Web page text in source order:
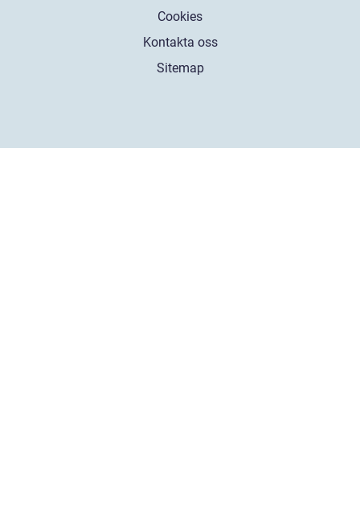
Cookies
Kontakta oss
Sitemap